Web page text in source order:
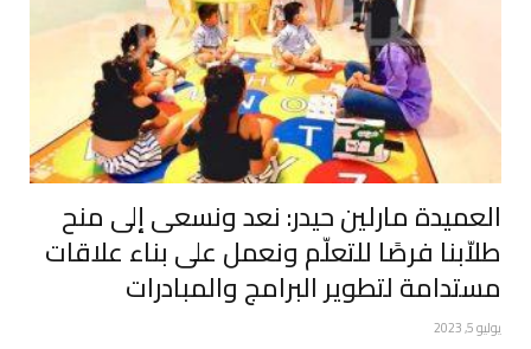
العميدة مارلين حيدر: نعد ونسعى إلى منح
طلاّبنا فرصًا للتعلّم ونعمل على بناء علاقات
مستدامة لتطوير البرامج والمبادرات
يوليو 5, 2023